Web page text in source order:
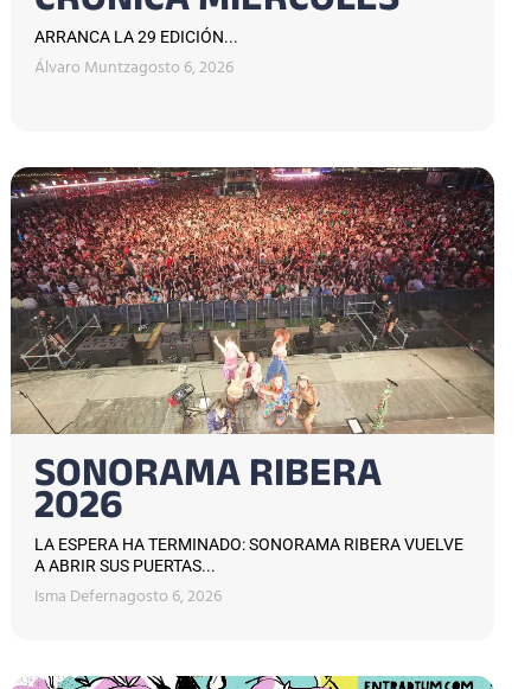
ARRANCA LA 29 EDICIÓN...
Álvaro Muntzagosto 6, 2026
SONORAMA RIBERA
2026
LA ESPERA HA TERMINADO: SONORAMA RIBERA VUELVE
A ABRIR SUS PUERTAS...
Isma Defernagosto 6, 2026